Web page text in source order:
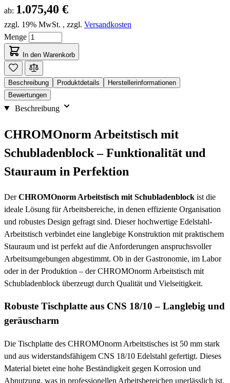
ab: 1.075,40 €
zzgl. 19% MwSt. , zzgl. Versandkosten
Menge
In den Warenkorb
Beschreibung Produktdetails
Herstellerinformationen
Bewertungen
Beschreibung
CHROMOnorm Arbeitstisch mit
Schubladenblock – Funktionalität und
Stauraum in Perfektion
DerCHROMOnorm Arbeitstisch mit Schubladenblock ist die
ideale Lösung für Arbeitsbereiche, in denen effiziente Organisation
und robustes Design gefragt sind. Dieser hochwertige Edelstahl-
Arbeitstisch verbindet eine langlebige Konstruktion mit praktischem
Stauraum und ist perfekt auf die Anforderungen anspruchsvoller
Arbeitsumgebungen abgestimmt. Ob in der Gastronomie, im Labor
oder in der Produktion – der CHROMOnorm Arbeitstisch mit
Schubladenblock überzeugt durch Qualität und Vielseitigkeit.
Robuste Tischplatte aus CNS 18/10 – Langlebig und
geräuscharm
Die Tischplatte des CHROMOnorm Arbeitstisches ist 50 mm stark
und aus widerstandsfähigem CNS 18/10 Edelstahl gefertigt. Dieses
Material bietet eine hohe Beständigkeit gegen Korrosion und
Abnutzung, was in professionellen Arbeitsbereichen unerlässlich ist.